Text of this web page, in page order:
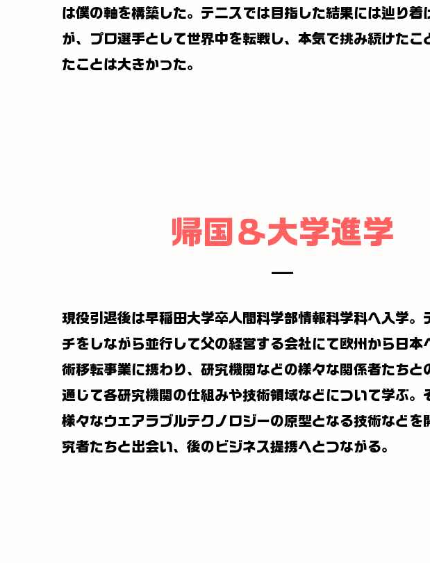
は僕の軸を構築した。テニスでは目指した結果には辿り着
が、プロ選手として世界中を転戦し、本気で挑み続けたこ
たことは大きかった。
帰国＆大学進学
現役引退後は早稲田大学卒人間科学部情報科学科へ入学。
チをしながら並行して父の経営する会社にて欧州から日本
術移転事業に携わり、研究機関などの様々な関係者たちと
通じて各研究機関の仕組みや技術領域などについて学ぶ。
様々なウェアラブルテクノロジーの原型となる技術などを
究者たちと出会い、後のビジネス提携へとつながる。